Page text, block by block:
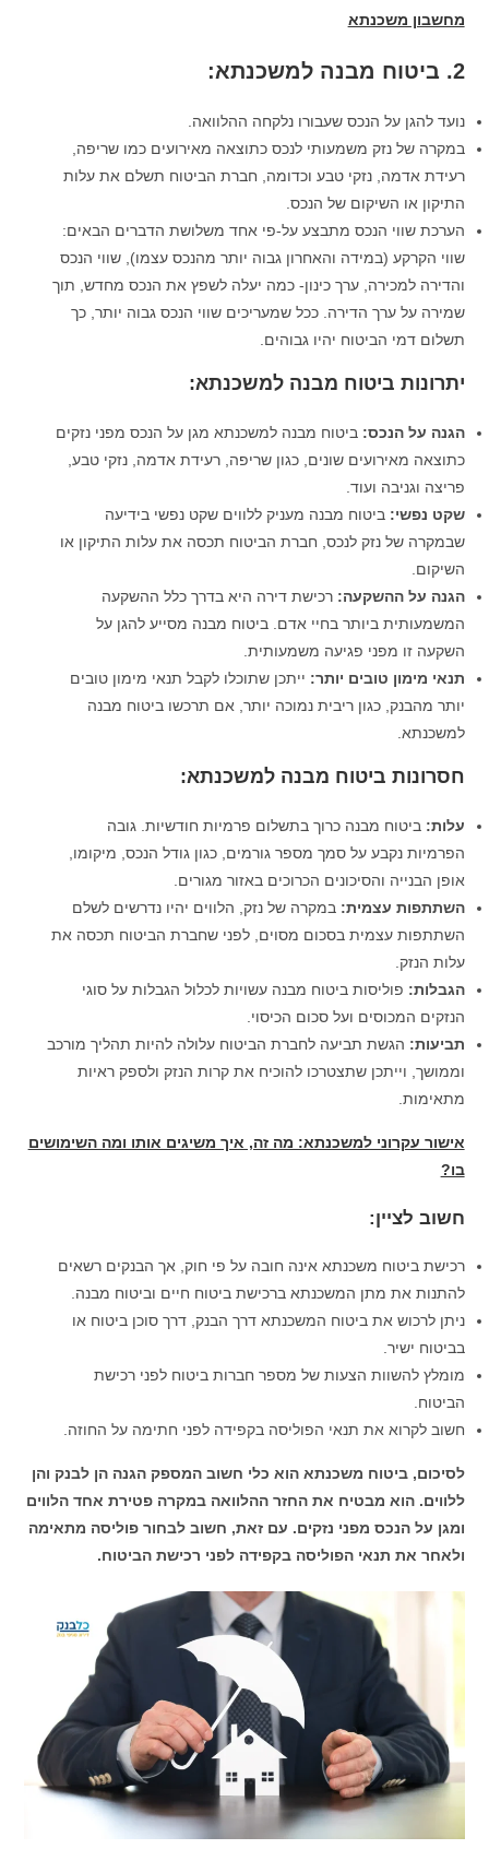
מחשבון משכנתא
2. ביטוח מבנה למשכנתא:
נועד להגן על הנכס שעבורו נלקחה ההלוואה.
במקרה של נזק משמעותי לנכס כתוצאה מאירועים כמו שריפה,
רעידת אדמה, נזקי טבע וכדומה, חברת הביטוח תשלם את עלות
התיקון או השיקום של הנכס.
הערכת שווי הנכס מתבצע על-פי אחד משלושת הדברים הבאים:
שווי הקרקע (במידה והאחרון גבוה יותר מהנכס עצמו), שווי הנכס
והדירה למכירה, ערך כינון- כמה יעלה לשפץ את הנכס מחדש, תוך
שמירה על ערך הדירה. ככל שמעריכים שווי הנכס גבוה יותר, כך
תשלום דמי הביטוח יהיו גבוהים.
יתרונות ביטוח מבנה למשכנתא:
הגנה על הנכס: ביטוח מבנה למשכנתא מגן על הנכס מפני נזקים
כתוצאה מאירועים שונים, כגון שריפה, רעידת אדמה, נזקי טבע,
פריצה וגניבה ועוד.
שקט נפשי: ביטוח מבנה מעניק ללווים שקט נפשי בידיעה
שבמקרה של נזק לנכס, חברת הביטוח תכסה את עלות התיקון או
השיקום.
הגנה על ההשקעה: רכישת דירה היא בדרך כלל ההשקעה
המשמעותית ביותר בחיי אדם. ביטוח מבנה מסייע להגן על
השקעה זו מפני פגיעה משמעותית.
תנאי מימון טובים יותר: ייתכן שתוכלו לקבל תנאי מימון טובים
יותר מהבנק, כגון ריבית נמוכה יותר, אם תרכשו ביטוח מבנה
למשכנתא.
חסרונות ביטוח מבנה למשכנתא:
עלות: ביטוח מבנה כרוך בתשלום פרמיות חודשיות. גובה
הפרמיות נקבע על סמך מספר גורמים, כגון גודל הנכס, מיקומו,
אופן הבנייה והסיכונים הכרוכים באזור מגורים.
השתתפות עצמית: במקרה של נזק, הלווים יהיו נדרשים לשלם
השתתפות עצמית בסכום מסוים, לפני שחברת הביטוח תכסה את
עלות הנזק.
הגבלות: פוליסות ביטוח מבנה עשויות לכלול הגבלות על סוגי
הנזקים המכוסים ועל סכום הכיסוי.
תביעות: הגשת תביעה לחברת הביטוח עלולה להיות תהליך מורכב
וממושך, וייתכן שתצטרכו להוכיח את קרות הנזק ולספק ראיות
מתאימות.
אישור עקרוני למשכנתא: מה זה, איך משיגים אותו ומה השימושים
בו?
חשוב לציין:
רכישת ביטוח משכנתא אינה חובה על פי חוק, אך הבנקים רשאים
להתנות את מתן המשכנתא ברכישת ביטוח חיים וביטוח מבנה.
ניתן לרכוש את ביטוח המשכנתא דרך הבנק, דרך סוכן ביטוח או
בביטוח ישיר.
מומלץ להשוות הצעות של מספר חברות ביטוח לפני רכישת
הביטוח.
חשוב לקרוא את תנאי הפוליסה בקפידה לפני חתימה על החוזה.
לסיכום, ביטוח משכנתא הוא כלי חשוב המספק הגנה הן לבנק והן
ללווים. הוא מבטיח את החזר ההלוואה במקרה פטירת אחד הלווים
ומגן על הנכס מפני נזקים. עם זאת, חשוב לבחור פוליסה מתאימה
ולאחר את תנאי הפוליסה בקפידה לפני רכישת הביטוח.